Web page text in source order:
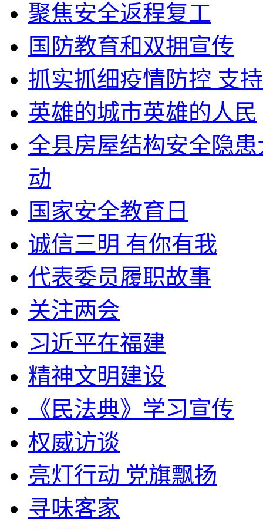
聚焦安全返程复工
国防教育和双拥宣传
抓实抓细疫情防控 支
英雄的城市英雄的人民
全县房屋结构安全隐
动
国家安全教育日
诚信三明 有你有我
代表委员履职故事
关注两会
习近平在福建
精神文明建设
《民法典》学习宣传
权威访谈
亮灯行动 党旗飘扬
寻味客家